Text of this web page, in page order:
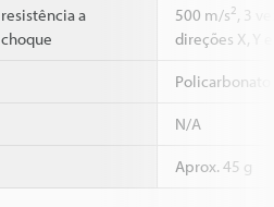
resistência a
choque
500 m/s2, 3
direções X, Y
Policarbonato
N/A
Aprox. 45 g